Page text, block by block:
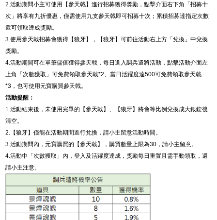
2.活動期間小主可使用【參天戟】進行招募獲得獎勵，點擊介面右下角「招募十
次」將享有九折優惠，僅需使用九支參天戟即可招募十次；累積招募達指定次數
還可領取達成獎勵。
3.使用參天戟招募會獲得【狼牙】，【狼牙】可前往活動右上方「兌換」中兌換
獎勵。
4.活動期間可在單筆儲值獲得參天戟，每日進入調兵遣將活動，點擊活動介面左
上角「次數獲取」可免費領取參天戟*2 、當日活躍度達500可免費領取參天戟
*3 ，也可使用元寶購買參天戟。
活動提醒：
1.活動結束後，未使用完畢的【參天戟】、【狼牙】將會等比例兌換成大銀錠後
清空。
2.
【狼牙】僅能在活動期間進行兌換，請小主留意活動時間。
3.活動期間內，元寶購買的【參天戟】，購買數量上限為30 ，請小主留意。
4.活動中「次數獲取」內，登入及活躍度達成，獎勵每日重置且需手動領取，還
請小主注意。